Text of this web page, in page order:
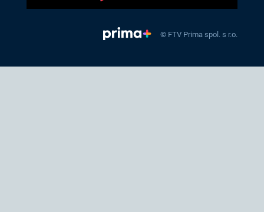
© FTV Prima spol. s r.o.